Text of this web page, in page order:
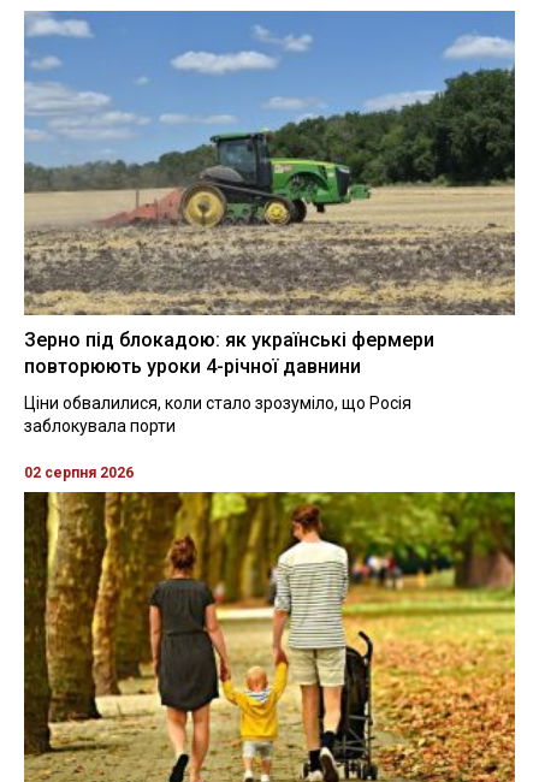
Зерно під блокадою: як українські фермери
повторюють уроки 4-річної давнини
Ціни обвалилися, коли стало зрозуміло, що Росія
заблокувала порти
02 серпня 2026